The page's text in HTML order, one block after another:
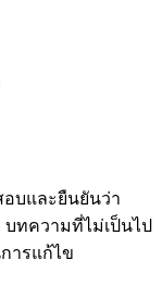
บและยืนยันว่า
ทความที่ไม่เป็นไป
ารแก้ไข